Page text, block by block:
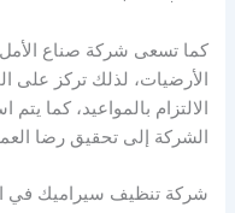
كما تسعى شركة صناع
الأرضيات، لذلك تركز على
الالتزام بالمواعيد، كما
الشركة إلى تحقيق رضا
شركة تنظيف سيراميك في